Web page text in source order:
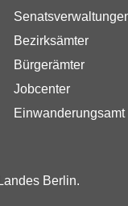
Bezirksämter
Bürgerämter
Jobcenter
Einwanderungsamt
Berlin.